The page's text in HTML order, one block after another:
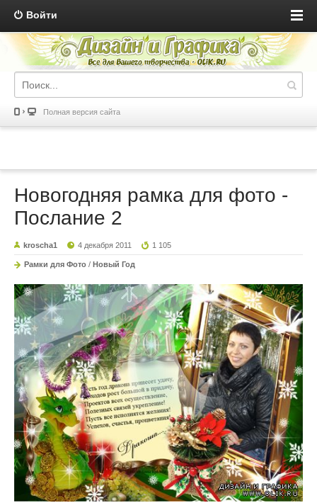
Войти
Полная версия сайта
Новогодняя рамка для фото -
Послание 2
kroscha1 4 декабря 2011 1 105
Рамки для Фото / Новый Год